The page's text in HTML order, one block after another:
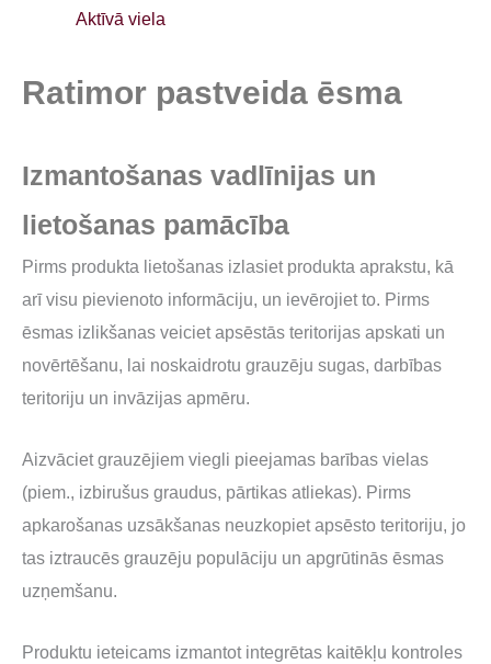
Aktīvā viela
Ratimor pastveida ēsma
Izmantošanas vadlīnijas un
lietošanas pamācība
Pirms produkta lietošanas izlasiet produkta aprakstu, kā
arī visu pievienoto informāciju, un ievērojiet to. Pirms
ēsmas izlikšanas veiciet apsēstās teritorijas apskati un
novērtēšanu, lai noskaidrotu grauzēju sugas, darbības
teritoriju un invāzijas apmēru.
Aizvāciet grauzējiem viegli pieejamas barības vielas
(piem., izbirušus graudus, pārtikas atliekas). Pirms
apkarošanas uzsākšanas neuzkopiet apsēsto teritoriju, jo
tas iztraucēs grauzēju populāciju un apgrūtinās ēsmas
uzņemšanu.
Produktu ieteicams izmantot integrētas kaitēkļu kontroles